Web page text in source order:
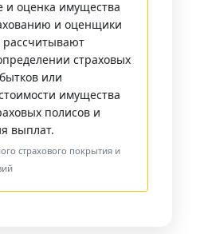
и оценка имущества
и оценщики
страховых
или
имущества
полисов и
выплат.
страхового покрытия и